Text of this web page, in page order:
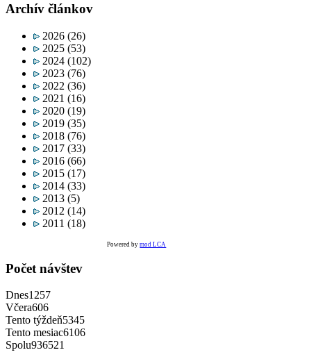
Archív článkov
2026 (26)
2025 (53)
2024 (102)
2023 (76)
2022 (36)
2021 (16)
2020 (19)
2019 (35)
2018 (76)
2017 (33)
2016 (66)
2015 (17)
2014 (33)
2013 (5)
2012 (14)
2011 (18)
Powered bymod LCA
Počet návštev
Dnes1257
Včera606
Tento týždeň5345
Tento mesiac6106
Spolu936521